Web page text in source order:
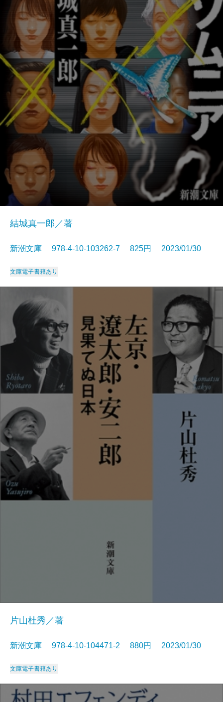
結城真一郎／著
新潮文庫 978-4-10-103262-7 825円 2023/01/30
文庫電子書籍あり
片山杜秀／著
新潮文庫 978-4-10-104471-2 880円 2023/01/30
文庫電子書籍あり